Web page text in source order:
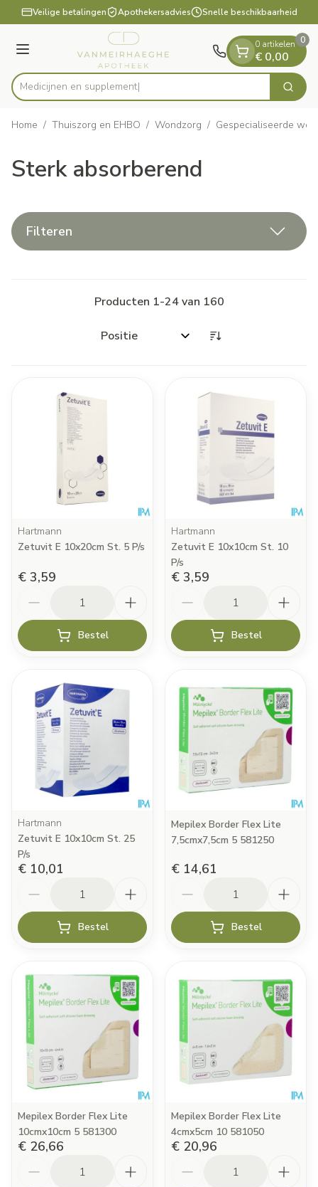
Ga naar de inhoud
1 van 1
Veilige betalingen Apothekersadvies Snelle beschikbaarheid
Menu
Product, merk, categorie...
Med Zoek
0 artikelen
€ 0,00
0
Home / Thuiszorg en EHBO / Wondzorg / Gespecialiseerde
Sterk absorberend
Filteren
Producten 1-24van 160
Sorteer op:
Hartmann
Zetuvit E 10x20cm St. 5 P/s
€ 3,59
Bestel
Hartmann
Zetuvit E 10x10cm St. 10
P/s
€ 3,59
Bestel
Hartmann
Zetuvit E 10x10cm St. 25
P/s
€ 10,01
Bestel
Mepilex Border Flex Lite
7,5cmx7,5cm 5 581250
€ 14,61
Bestel
Mepilex Border Flex Lite
10cmx10cm 5 581300
€ 26,66
Mepilex Border Flex Lite
4cmx5cm 10 581050
€ 20,96